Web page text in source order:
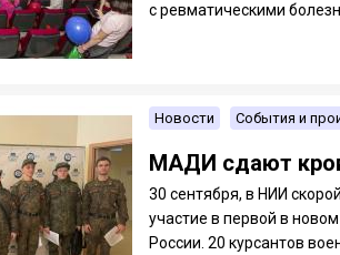
с ревматическими
Новости События и
МАДИ сдают
30 сентября, в НИИ
участие в первой в
России. 20 курсантов